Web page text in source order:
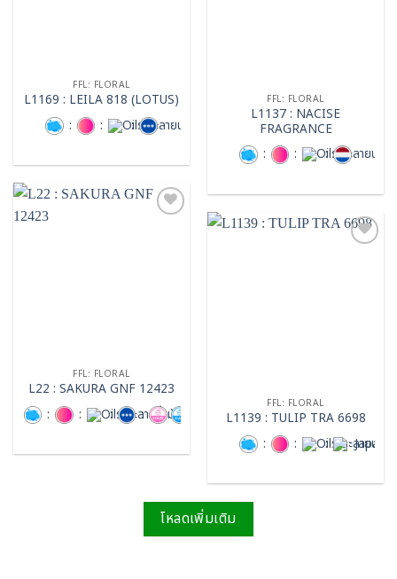
FFL: FLORAL
L1169 : LEILA 818 (LOTUS)
:
: :
FFL: FLORAL
L1137 : NACISE
FRAGRANCE
:
: :
FFL: FLORAL
L22 : SAKURA GNF 12423
:
: : :
FFL: FLORAL
L1139 : TULIP TRA 6698
:
: :
โหลดเพิ่มเติม